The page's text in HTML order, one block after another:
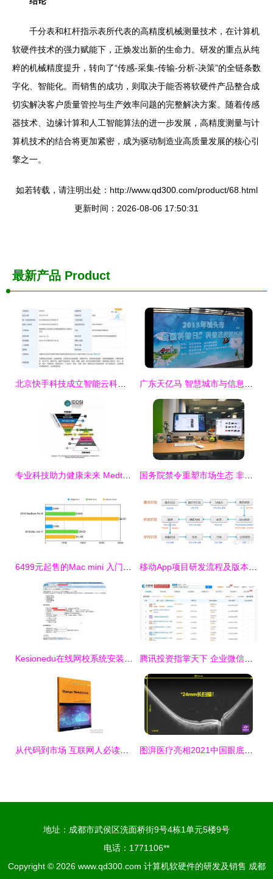
千分表和杠杆指示表所代表的高精度机械测量技术，在计算机
软硬件技术的强力赋能下，正焕发出新的生命力。研发的重点从纯
粹的机械精度提升，转向了“传感-采集-传输-分析-决策”的全链条数
字化、智能化。而销售的成功，则取决于能否将软硬件产品整合成
切实解决客户质量管控与生产效率问题的完整解决方案。随着传感
器技术、边缘计算和人工智能算法的进一步发展，高精度测量与计
算机技术的结合将更加紧密，成为驱动制造业高质量发展的核心引
擎之一。
如若转载，请注明出处：http://www.qd300.com/product/68.html
更新时间：2026-08-06 17:50:31
最新产品 Product
北京快手科技成立智能云科技公司，注册资本5000万加码软硬件研发 广东天亿马 智慧城市与信息技术融合的创新先锋
专业科技助力健康未来 Medtrition麦治迅的多维融合之路 国务院禁令重塑市场生态 非正版软件预装告别中国计算机市场
6499元起售的Mac mini 入门苹果电脑的明智之选 移动App项目研发流程及版本规划 从原型到发布的系统化实践
Kesionedu在线网校系统安装常见问题及领先建站CMS解决方案 腾讯投资指掌天下 企业微信生态再掀新浪潮
从代码到市场 互联网人必读的计算机与商业图书指南 图湃医疗亮相2021中国眼底病论坛 24mm血流成像技术引领眼底诊断新高度
地址：成都市武侯区洗面桥街9号4栋1单元5楼9号
电话：1771106**
Copyright © 2026 www.qd300.com 计算机软硬件的研发及销售 成都